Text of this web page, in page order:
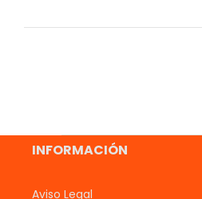
INFORMACIÓN
Aviso Legal